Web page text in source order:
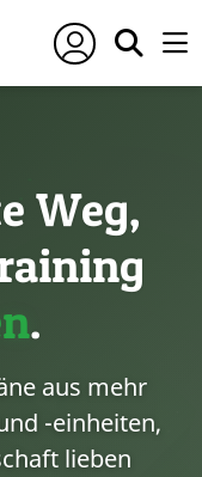
Weg,
.
aus mehr
-einheiten,
lieben